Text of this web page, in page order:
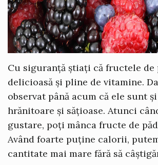
Cu siguranță știați că fructele de
delicioasă și pline de vitamine.
observat până acum că ele sunt
hrănitoare și sățioase. Atunci
gustare, poți mânca fructe de
Având foarte puține calorii,
cantitate mai mare fără să